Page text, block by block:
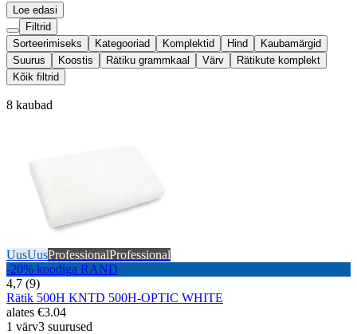
Loe edasi
Filtrid
Sorteerimiseks
Kategooriad Komplektid Hind
Kaubamärgid
Suurus
Koostis Rätiku grammkaal Värv
Rätikute komplekt
Kõik filtrid
8 kaubad
UusUusProfessionalProfessional
-20% koodiga RAND
4,7 (9)
Rätik 500H KNTD 500H-OPTIC WHITE
alates €3.04
1 värv3 suurused